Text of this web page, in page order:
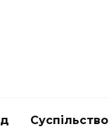
Суспільство